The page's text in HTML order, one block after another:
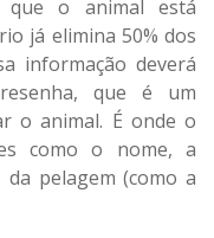
o animal está
já elimina 50% dos
informação deverá
que é um
o animal. É onde o
como o nome, a
pelagem (como a